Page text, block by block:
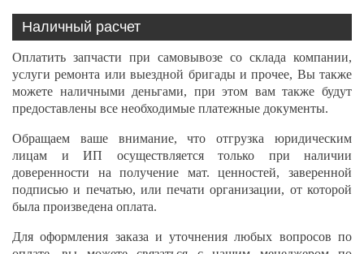
Наличный расчет
Оплатить запчасти при самовывозе со склада компании,
услуги ремонта или выездной бригады и прочее, Вы также
можете наличными деньгами, при этом вам также будут
предоставлены все необходимые платежные документы.
Обращаем ваше внимание, что отгрузка юридическим
лицам и ИП осуществляется только при наличии
доверенности на получение мат. ценностей, заверенной
подписью и печатью, или печати организации, от которой
была произведена оплата.
Для оформления заказа и уточнения любых вопросов по